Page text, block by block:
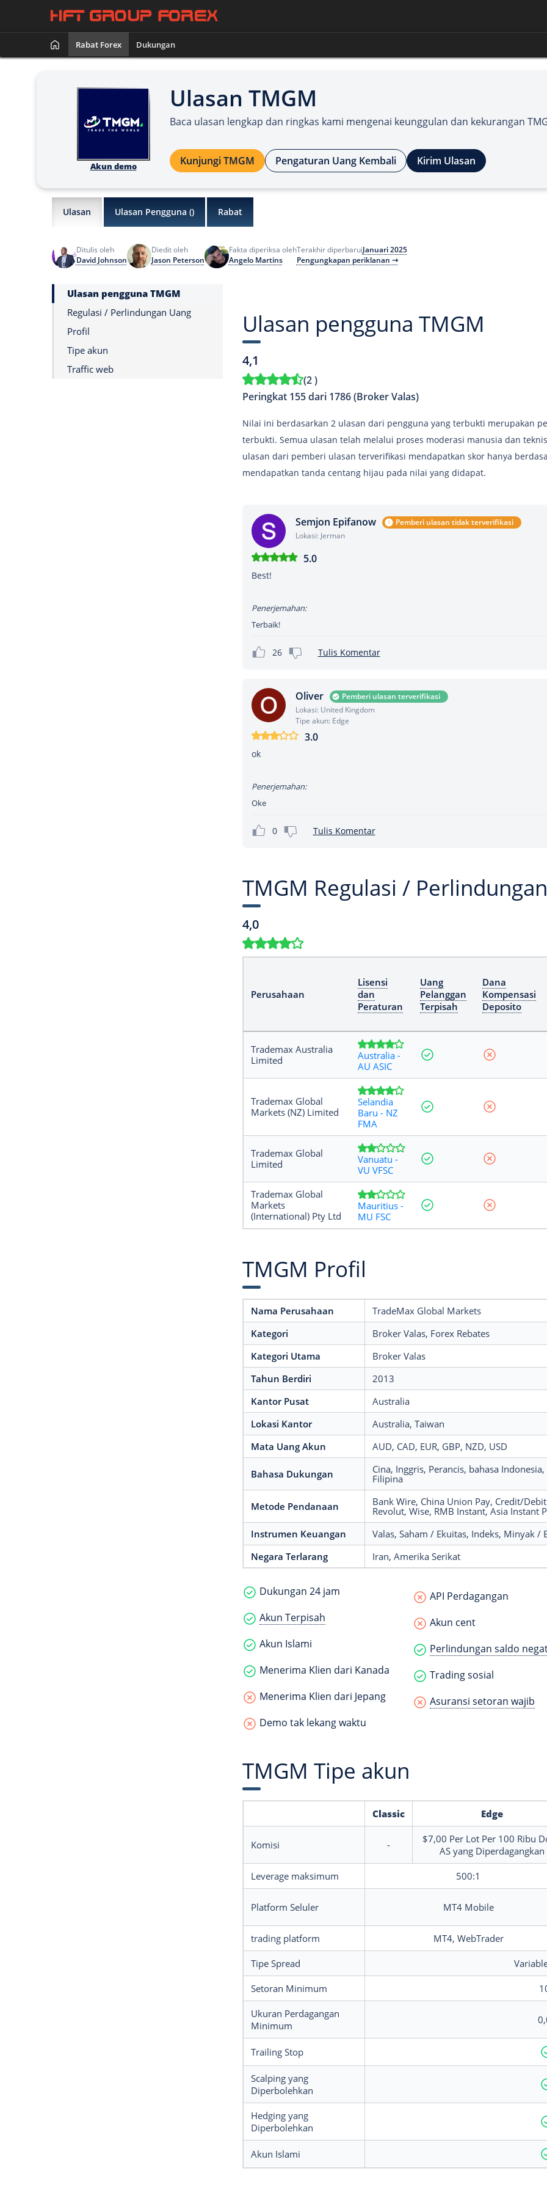
Rabat Forex Dukungan
Akun demo
Ulasan TMGM
Baca ulasan lengkap dan ringkas kami mengenai keunggulan dan kekurangan
Kunjungi TMGM Pengaturan Uang Kembali Kirim Ulasan
Ulasan Ulasan Pengguna () Rabat
Ditulis oleh
David Johnson
Diedit oleh
Jason Peterson
Fakta diperiksa oleh
Angelo Martins
Terakhir diperbaruiJanuari 2025
Pengungkapan periklanan ⇾
Ulasan pengguna TMGM
Regulasi / Perlindungan Uang
Profil
Tipe akun
Traffic web
Ulasan pengguna TMGM
4,1
(2)
Peringkat 155 dari 1786 (Broker Valas)
Nilai ini berdasarkan 2 ulasan dari pengguna yang terbukti merupakan
terbukti. Semua ulasan telah melalui proses moderasi manusia dan
ulasan dari pemberi ulasan terverifikasi mendapatkan skor hanya
mendapatkan tanda centang hijau pada nilai yang didapat.
Semjon Epifanow
Pemberi ulasan tidak terverifikasi
Lokasi: Jerman
5.0
Best!
Penerjemahan:
Terbaik!
26 Tulis Komentar
Oliver
Pemberi ulasan terverifikasi
Lokasi: United Kingdom
Tipe akun: Edge
3.0
ok
Penerjemahan:
Oke
0 Tulis Komentar
TMGM Regulasi /
4,0
Perusahaan
Lisensi
dan
Peraturan
Uang
Pelanggan
Terpisah
Dana
Kompensasi
Deposito
Trademax Australia
Limited
Australia -
AU ASIC
Trademax Global
Markets (NZ) Limited
Selandia
Baru - NZ
FMA
Trademax Global
Limited
Vanuatu -
VU VFSC
Trademax Global
Markets
(International) Pty Ltd
Mauritius -
MU FSC
TMGM Profil
Nama Perusahaan
TradeMax Global Markets
Kategori
Broker Valas, Forex Rebates
Kategori Utama
Broker Valas
Tahun Berdiri
2013
Kantor Pusat
Australia
Lokasi Kantor
Australia, Taiwan
Mata Uang Akun
AUD, CAD, EUR, GBP, NZD, USD
Bahasa Dukungan Cina, Inggris, Perancis, bahasa Indonesia,
Filipina
Metode Pendanaan Bank Wire, China Union Pay, Credit/
Revolut, Wise, RMB Instant, Asia Instant
Instrumen Keuangan
Valas, Saham / Ekuitas, Indeks, Minyak /
Negara Terlarang
Iran, Amerika Serikat
Dukungan 24 jam
Akun Terpisah
Akun Islami
Menerima Klien dari Kanada
Menerima Klien dari Jepang
Demo tak lekang waktu
API Perdagangan
Akun cent
Perlindungan saldo
Trading sosial
Asuransi setoran wajib
TMGM Tipe akun
Classic Edge
Komisi - $7,00 Per Lot Per 100 Ribu
AS yang Diperdagangkan
Leverage maksimum 500:1
Platform Seluler MT4 Mobile
trading platform MT4, WebTrader
Tipe Spread
Setoran Minimum
Ukuran Perdagangan
Minimum
Trailing Stop
Scalping yang
Diperbolehkan
Hedging yang
Diperbolehkan
Akun Islami